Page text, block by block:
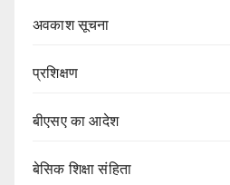
अवकाश सूचना
प्रशिक्षण
बीएसए का आदेश
बेसिक शिक्षा संहिता